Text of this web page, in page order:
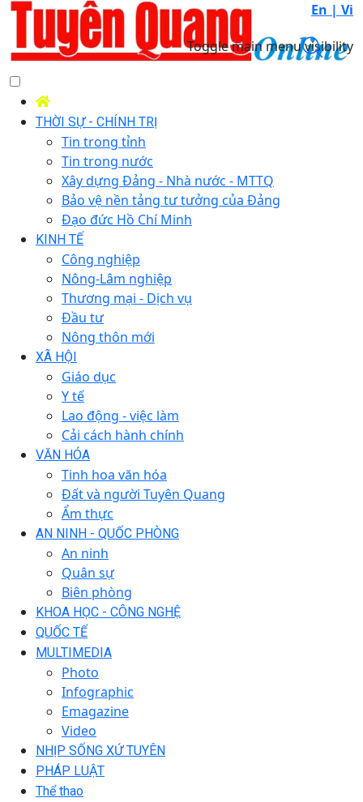
En | Vi
Toggle main menu visibility
THỜI SỰ - CHÍNH TRỊ
Tin trong tỉnh
Tin trong nước
Xây dựng Đảng - Nhà nước - MTTQ
Bảo vệ nền tảng tư tưởng của Đảng
Đạo đức Hồ Chí Minh
KINH TẾ
Công nghiệp
Nông-Lâm nghiệp
Thương mại - Dịch vụ
Đầu tư
Nông thôn mới
XÃ HỘI
Giáo dục
Y tế
Lao động - việc làm
Cải cách hành chính
VĂN HÓA
Tinh hoa văn hóa
Đất và người Tuyên Quang
Ẩm thực
AN NINH - QUỐC PHÒNG
An ninh
Quân sự
Biên phòng
KHOA HỌC - CÔNG NGHỆ
QUỐC TẾ
MULTIMEDIA
Photo
Infographic
Emagazine
Video
NHỊP SỐNG XỨ TUYÊN
PHÁP LUẬT
Thể thao